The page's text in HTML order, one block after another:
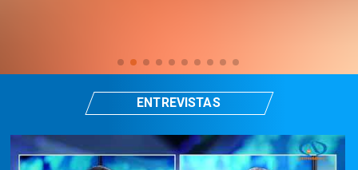
ENTREVISTAS